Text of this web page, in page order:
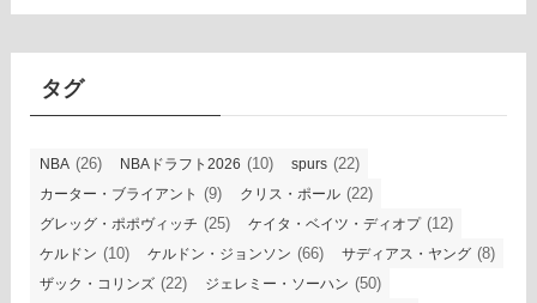
カ
イ
タグ
NBA (26) NBAドラフト2026 (10) spurs (22)
カーター・ブライアント (9) クリス・ポール (22)
グレッグ・ポポヴィッチ (25) ケイタ・ベイツ・ディオプ(12)
ケルドン (10) ケルドン・ジョンソン (66) サディアス・ヤング (8)
ザック・コリンズ (22) ジェレミー・ソーハン (50)